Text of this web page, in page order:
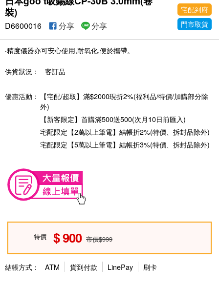
裝)
宅配到府
門市取貨
D6600016 分享 分享
‧精度儀器亦可安心使用,耐氧化,便於攜帶。
供貨狀況： 客訂品
優惠活動：
【宅配/超取】滿$2000現折2%(福利品/特價/加購部分除
外)
【新客限定】首購滿500送500(次月10日前匯入)
宅配限定【2萬以上筆電】結帳折2%(特價、拆封品除外)
宅配限定【5萬以上筆電】結帳折3%(特價、拆封品除外)
特價 900 市價$999
結帳方式： ATM 貨到付款 LinePay 刷卡